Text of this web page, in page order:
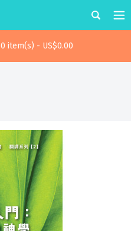
0 item(s) - US$0.00